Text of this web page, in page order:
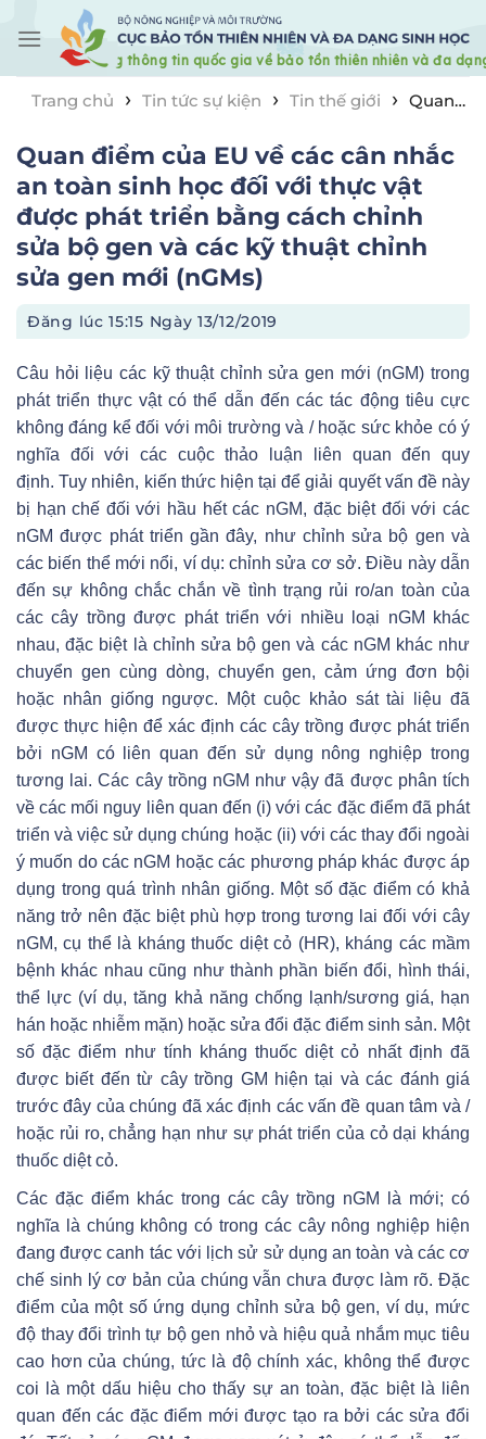
content
Trang chủ
› Tin tức sự kiện › Tin thế giới › Quan
thực vật được phát triển bằng cách chỉnh sửa bộ gen
và các kỹ thuật chỉnh sửa gen mới (nGMs)
Quan điểm của EU về các cân nhắc
an toàn sinh học đối với thực vật
được phát triển bằng cách chỉnh
sửa bộ gen và các kỹ thuật chỉnh
sửa gen mới (nGMs)
Đăng lúc15:15 Ngày 13/12/2019
Câu hỏi liệu các kỹ thuật chỉnh sửa gen mới (nGM) trong
phát triển thực vật có thể dẫn đến các tác động tiêu cực
không đáng kể đối với môi trường và / hoặc sức khỏe có ý
nghĩa đối với các cuộc thảo luận liên quan đến quy
định. Tuy nhiên, kiến thức hiện tại để giải quyết vấn đề này
bị hạn chế đối với hầu hết các nGM, đặc biệt đối với các
nGM được phát triển gần đây, như chỉnh sửa bộ gen và
các biến thể mới nổi, ví dụ: chỉnh sửa cơ sở. Điều này dẫn
đến sự không chắc chắn về tình trạng rủi ro/an toàn của
các cây trồng được phát triển với nhiều loại nGM khác
nhau, đặc biệt là chỉnh sửa bộ gen và các nGM khác như
chuyển gen cùng dòng, chuyển gen, cảm ứng đơn bội
hoặc nhân giống ngược. Một cuộc khảo sát tài liệu đã
được thực hiện để xác định các cây trồng được phát triển
bởi nGM có liên quan đến sử dụng nông nghiệp trong
tương lai. Các cây trồng nGM như vậy đã được phân tích
về các mối nguy liên quan đến (i) với các đặc điểm đã phát
triển và việc sử dụng chúng hoặc (ii) với các thay đổi ngoài
ý muốn do các nGM hoặc các phương pháp khác được áp
dụng trong quá trình nhân giống. Một số đặc điểm có khả
năng trở nên đặc biệt phù hợp trong tương lai đối với cây
nGM, cụ thể là kháng thuốc diệt cỏ (HR), kháng các mầm
bệnh khác nhau cũng như thành phần biến đổi, hình thái,
thể lực (ví dụ, tăng khả năng chống lạnh/sương giá, hạn
hán hoặc nhiễm mặn) hoặc sửa đổi đặc điểm sinh sản. Một
số đặc điểm như tính kháng thuốc diệt cỏ nhất định đã
được biết đến từ cây trồng GM hiện tại và các đánh giá
trước đây của chúng đã xác định các vấn đề quan tâm và /
hoặc rủi ro, chẳng hạn như sự phát triển của cỏ dại kháng
thuốc diệt cỏ.
Các đặc điểm khác trong các cây trồng nGM là mới; có
nghĩa là chúng không có trong các cây nông nghiệp hiện
đang được canh tác với lịch sử sử dụng an toàn và các cơ
chế sinh lý cơ bản của chúng vẫn chưa được làm rõ. Đặc
điểm của một số ứng dụng chỉnh sửa bộ gen, ví dụ, mức
độ thay đổi trình tự bộ gen nhỏ và hiệu quả nhắm mục tiêu
cao hơn của chúng, tức là độ chính xác, không thể được
coi là một dấu hiệu cho thấy sự an toàn, đặc biệt là liên
quan đến các đặc điểm mới được tạo ra bởi các sửa đổi